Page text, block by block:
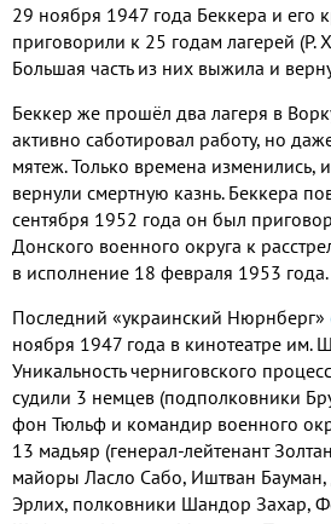
29 ноября 1947 года Беккера и его
приговорили к 25 годам лагерей (Р.
Большая часть из них выжила и
Беккер же прошёл два лагеря в
активно саботировал работу, но
мятеж. Только времена изменились,
вернули смертную казнь. Беккера
сентября 1952 года он был
Донского военного округа к
в исполнение 18 февраля 1953 года.
Последний «украинский Нюрнберг»
ноября 1947 года в кинотеатре им.
Уникальность черниговского
судили 3 немцев (подполковники
фон Тюльф и командир военного
13 мадьяр (генерал-лейтенант
майоры Ласло Сабо, Иштван Бауман,
Эрлих, полковники Шандор Захар,